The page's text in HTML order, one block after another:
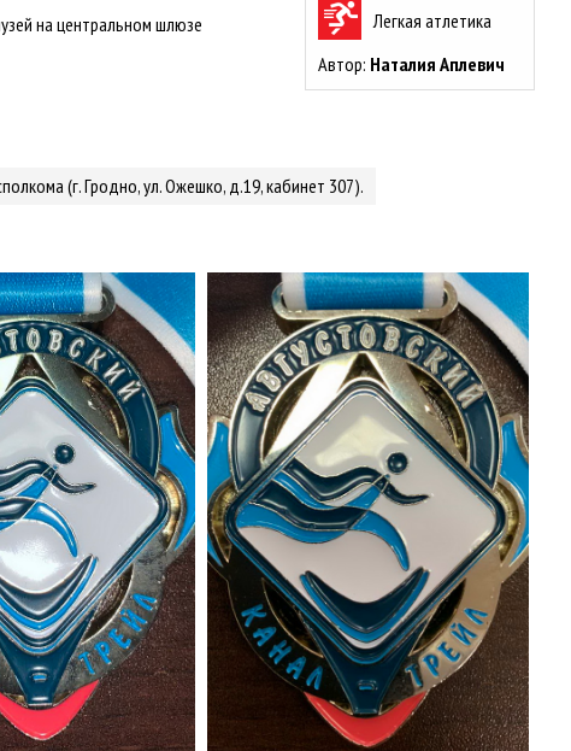
Легкая атлетика
Автор: Наталия Аплевич
на центральном шлюзе
(г. Гродно, ул. Ожешко, д.19, кабинет 307).